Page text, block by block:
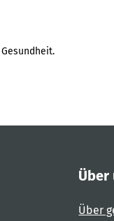
Über
Über